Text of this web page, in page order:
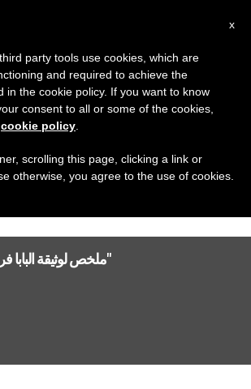
8th, 2013
ملخص لوثيقة البابا فرنسيس "نور الإيمان"
x
party tools use cookies, which are
and required to achieve the
in the cookie policy. If you want to know
consent to all or some of the cookies,
cookie policy
scrolling this page, clicking a link or
otherwise, you agree to the use of cookies.